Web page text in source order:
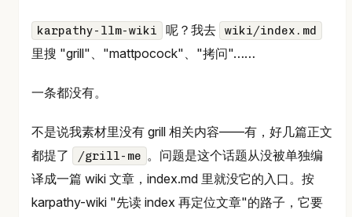
karpathy-llm-wiki 呢？我去 wiki/index.md
里搜 "grill"、"mattpocock"、"拷问"……
一条都没有。
不是说我素材里没有 grill 相关内容——有，好几篇正文
都提了
/grill-me 。问题是这个话题从没被单独编
译成一篇 wiki 文章，index.md 里就没它的入口。按
karpathy-wiki "先读 index 再定位文章"的路子，它要